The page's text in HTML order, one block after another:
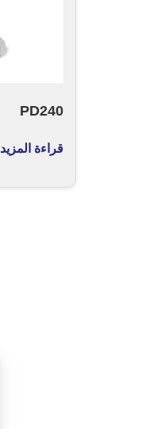
PD240
قراءة المزيد